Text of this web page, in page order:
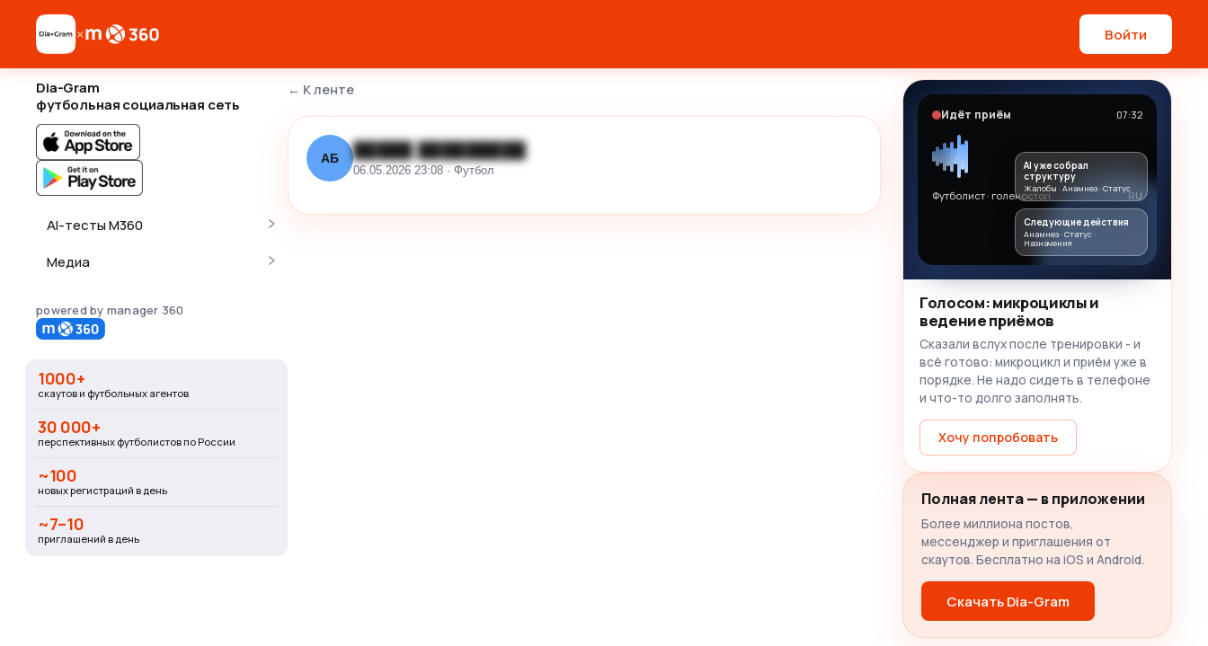
× Войти
Dia-Gram
футбольная социальная сеть
AI-тесты M360
Медиа
powered by manager 360
1000+
скаутов и футбольных агентов
30 000+
перспективных футболистов по России
~100
новых регистраций в день
~7–10
приглашений в день
← К ленте
АБ █████ █████████
06.05.2026 23:08 · Футбол
Идёт приём 07:32
Футболист · голеностоп RU
AI уже собрал
структуру
Жалобы · Анамнез · Статус
Следующие действия
Анамнез · Статус ·
Назначения
Голосом: микроциклы и
ведение приёмов
Сказали вслух после тренировки - и
всё готово: микроцикл и приём уже в
порядке. Не надо сидеть в телефоне
и что-то долго заполнять.
Хочу попробовать
Полная лента — в приложении
Более миллиона постов,
мессенджер и приглашения от
скаутов. Бесплатно на iOS и Android.
Скачать Dia-Gram